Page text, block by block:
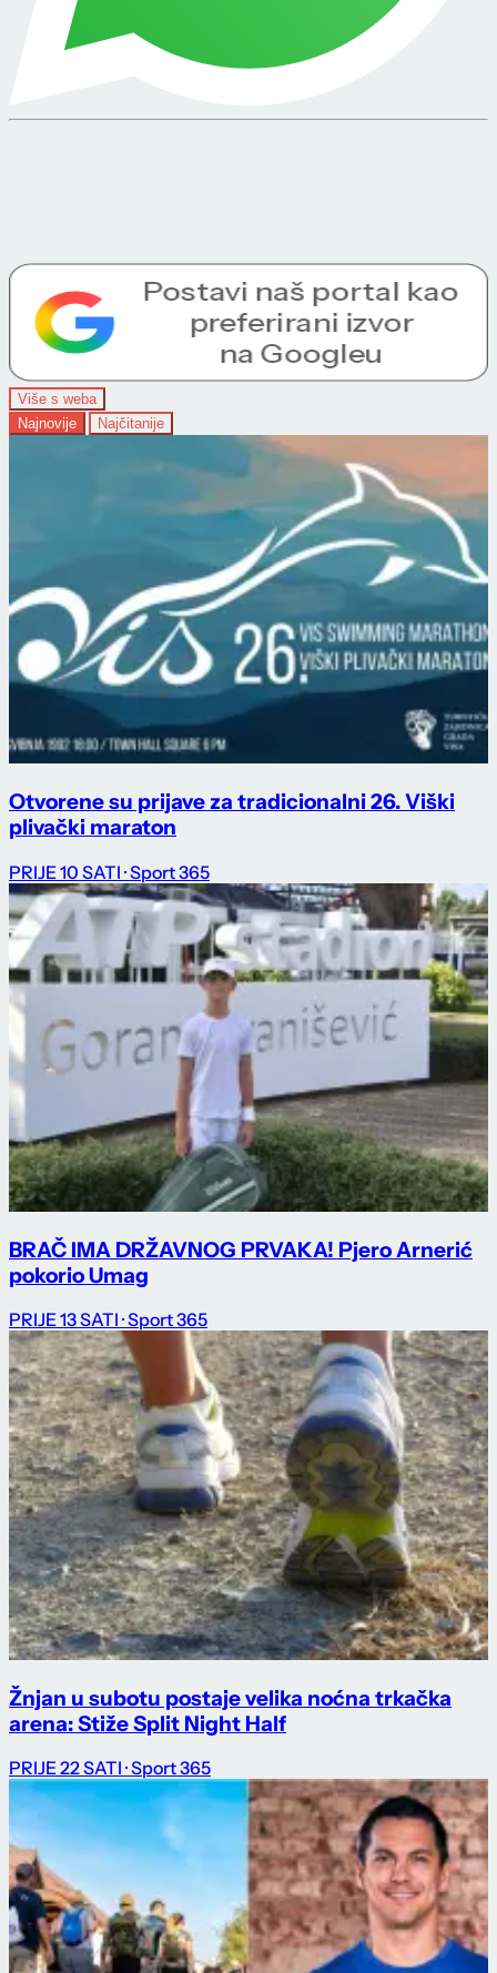
Više s weba
Najnovije
Najčitanije
Otvorene su prijave za tradicionalni 26. Viški
plivački maraton
PRIJE 10 SATI · Sport 365
BRAČ IMA DRŽAVNOG PRVAKA! Pjero Arnerić
pokorio Umag
PRIJE 13 SATI · Sport 365
Žnjan u subotu postaje velika noćna trkačka
arena: Stiže Split Night Half
PRIJE 22 SATI · Sport 365